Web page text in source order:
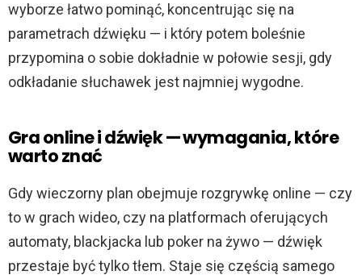
wyborze łatwo pominąć, koncentrując się na
parametrach dźwięku — i który potem boleśnie
przypomina o sobie dokładnie w połowie sesji, gdy
odkładanie słuchawek jest najmniej wygodne.
Gra online i dźwięk — wymagania, które
warto znać
Gdy wieczorny plan obejmuje rozgrywkę online — czy
to w grach wideo, czy na platformach oferujących
automaty, blackjacka lub poker na żywo — dźwięk
przestaje być tylko tłem. Staje się częścią samego